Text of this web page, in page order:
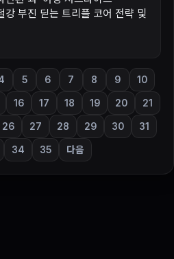
부진 딛는 트리플 코어 전략 및
5 6 7 8 9 10
16 17 18 19 20 21
26 27 28 29 30 31
34 35 다음